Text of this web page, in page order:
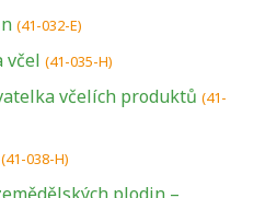
(41-032-E)
včel (41-035-H)
včelích produktů (41-
(41-038-H)
plodin –